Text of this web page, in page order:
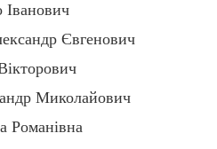
Євгенович
Миколайович